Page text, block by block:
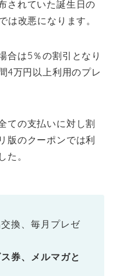
されていた誕生日の
は改悪になります。
合は5％の割引となり
4万円以上利用のプレ
ての支払いに対し割
版のクーポンでは利
た。
換、毎月プレゼ
券、メルマガと